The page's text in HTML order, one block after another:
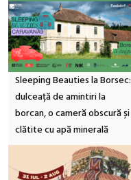
Sleeping Beauties la Borsec:
dulceață de amintiri la
borcan, o cameră obscură și
clătite cu apă minerală